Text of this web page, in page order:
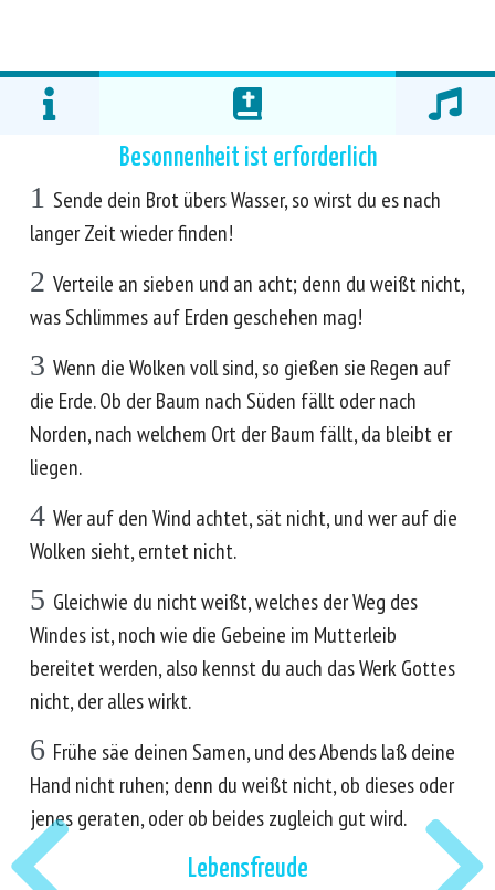
Besonnenheit ist erforderlich
1 Sende dein Brot übers Wasser, so wirst du es nach
langer Zeit wieder finden!
2 Verteile an sieben und an acht; denn du weißt nicht,
was Schlimmes auf Erden geschehen mag!
3 Wenn die Wolken voll sind, so gießen sie Regen auf
die Erde. Ob der Baum nach Süden fällt oder nach
Norden, nach welchem Ort der Baum fällt, da bleibt er
liegen.
4 Wer auf den Wind achtet, sät nicht, und wer auf die
Wolken sieht, erntet nicht.
5 Gleichwie du nicht weißt, welches der Weg des
Windes ist, noch wie die Gebeine im Mutterleib
bereitet werden, also kennst du auch das Werk Gottes
nicht, der alles wirkt.
6 Frühe säe deinen Samen, und des Abends laß deine
Hand nicht ruhen; denn du weißt nicht, ob dieses oder
jenes geraten, oder ob beides zugleich gut wird.
Lebensfreude